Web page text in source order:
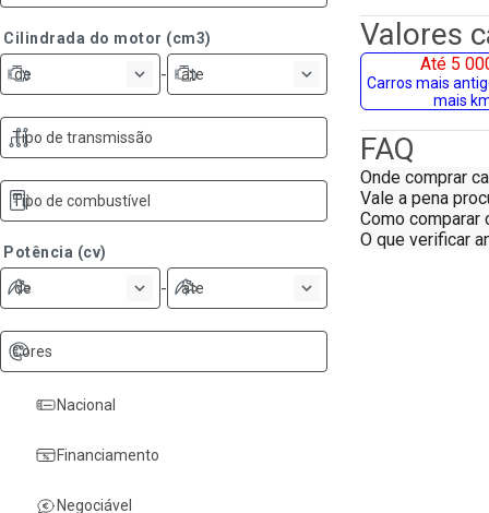
Cilindrada do motor (cm3)
de - ate
Tipo de transmissão
Tipo de combustível
Potência (cv)
de - ate
Cores
Nacional
Financiamento
Negociável
Valores
Até 5
Carros mais
mais
FAQ
Onde comprar
Vale a pena
Como comparar
O que verificar